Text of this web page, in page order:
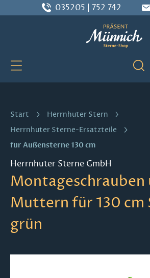
Zum Hauptinhalt springen
035205 | 752 742
Start
Herrnhuter Stern
Herrnhuter Sterne-Ersatzteile
für Außensterne 130 cm
Herrnhuter Sterne GmbH
Montageschrauben
Muttern für 130 cm
grün